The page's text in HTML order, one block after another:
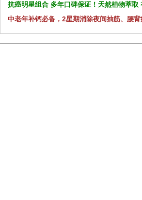
抗癌明星组合 多年口碑保证！天然植物萃取
中老年补钙必备，2星期消除夜间抽筋、腰